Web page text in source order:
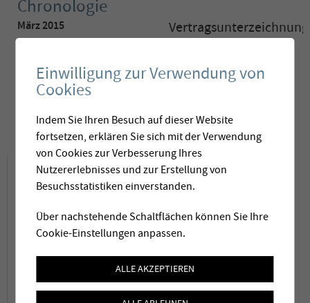
Chronologie
März 2015 Vertragsunterzeichnung
November 2015 Inbetriebnahme
Mai 2016 Definitive Übergabe
Projektbeschrieb
Die Ultrafiltrationsanlage in Isone ersetzt die
alten Sandfilter des Reservoirs Tortoglio,
welche auf dem Reservoir platziert waren und
7.5 bar Druck benötigten. Mit der neuen
Einwilligung zur Verwendung von
Cookies
Indem Sie Ihren Besuch auf dieser Website
fortsetzen, erklären Sie sich mit der Verwendung
von Cookies zur Verbesserung Ihres
Nutzererlebnisses und zur Erstellung von
Besuchsstatistiken einverstanden.
Über nachstehende Schaltflächen können Sie Ihre
Cookie-Einstellungen anpassen.
ALLE AKZEPTIEREN